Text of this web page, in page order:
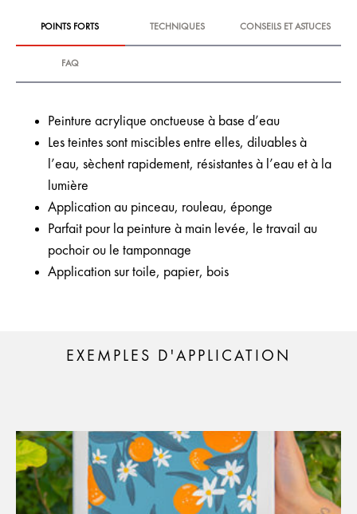
POINTS FORTS TECHNIQUES CONSEILS ET ASTUCES
FAQ
Peinture acrylique onctueuse à base d’eau
Les teintes sont miscibles entre elles, diluables à
l’eau, sèchent rapidement, résistantes à l’eau et à la
lumière
Application au pinceau, rouleau, éponge
Parfait pour la peinture à main levée, le travail au
pochoir ou le tamponnage
Application sur toile, papier, bois
EXEMPLES D'APPLICATION